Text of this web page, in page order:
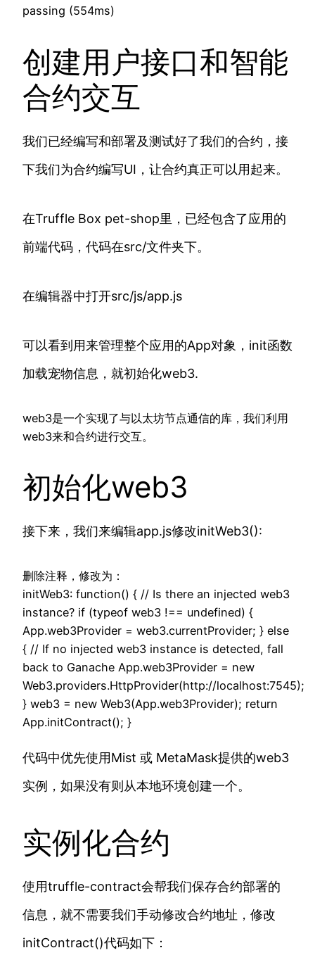
passing (554ms)
创建用户接口和智能
合约交互
我们已经编写和部署及测试好了我们的合约，接
下我们为合约编写UI，让合约真正可以用起来。
在Truffle Box pet-shop里，已经包含了应用的
前端代码，代码在src/文件夹下。
在编辑器中打开src/js/app.js
可以看到用来管理整个应用的App对象，init函数
加载宠物信息，就初始化web3.
web3是一个实现了与以太坊节点通信的库，我们利用
web3来和合约进行交互。
初始化web3
接下来，我们来编辑app.js修改initWeb3():
删除注释，修改为：
initWeb3: function() { // Is there an injected web3
instance? if (typeof web3 !== undefined) {
App.web3Provider = web3.currentProvider; } else
{ // If no injected web3 instance is detected, fall
back to Ganache App.web3Provider = new
Web3.providers.HttpProvider(http://localhost:7545);
} web3 = new Web3(App.web3Provider); return
App.initContract(); }
代码中优先使用Mist 或 MetaMask提供的web3
实例，如果没有则从本地环境创建一个。
实例化合约
使用truffle-contract会帮我们保存合约部署的
信息，就不需要我们手动修改合约地址，修改
initContract()代码如下：